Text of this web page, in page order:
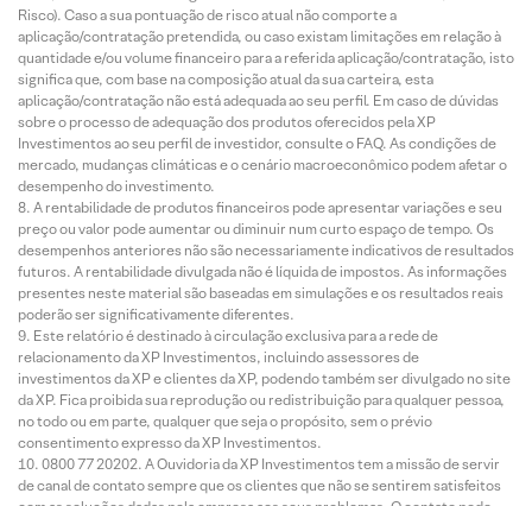
Risco). Caso a sua pontuação de risco atual não comporte a
aplicação/contratação pretendida, ou caso existam limitações em relação à
quantidade e/ou volume financeiro para a referida aplicação/contratação, isto
significa que, com base na composição atual da sua carteira, esta
aplicação/contratação não está adequada ao seu perfil. Em caso de dúvidas
sobre o processo de adequação dos produtos oferecidos pela XP
Investimentos ao seu perfil de investidor, consulte o FAQ. As condições de
mercado, mudanças climáticas e o cenário macroeconômico podem afetar o
desempenho do investimento.
A rentabilidade de produtos financeiros pode apresentar variações e seu
preço ou valor pode aumentar ou diminuir num curto espaço de tempo. Os
desempenhos anteriores não são necessariamente indicativos de resultados
futuros. A rentabilidade divulgada não é líquida de impostos. As informações
presentes neste material são baseadas em simulações e os resultados reais
poderão ser significativamente diferentes.
Este relatório é destinado à circulação exclusiva para a rede de
relacionamento da XP Investimentos, incluindo assessores de
investimentos da XP e clientes da XP, podendo também ser divulgado no site
da XP. Fica proibida sua reprodução ou redistribuição para qualquer pessoa,
no todo ou em parte, qualquer que seja o propósito, sem o prévio
consentimento expresso da XP Investimentos.
0800 77 20202. A Ouvidoria da XP Investimentos tem a missão de servir
de canal de contato sempre que os clientes que não se sentirem satisfeitos